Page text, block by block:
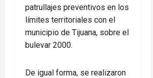
patrullajes preventivos en los
límites territoriales con el
municipio de Tijuana, sobre el
bulevar 2000.
De igual forma, se realizaron